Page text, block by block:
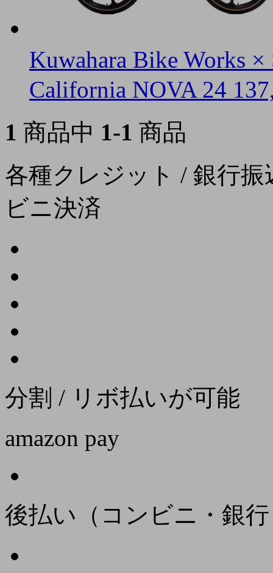
Kuwahara Bike Works ×
California NOVA 24
1 商品中 1-1 商品
各種クレジット / 銀行
ビニ決済
分割 / リボ払いが可能
amazon pay
後払い（コンビニ・銀